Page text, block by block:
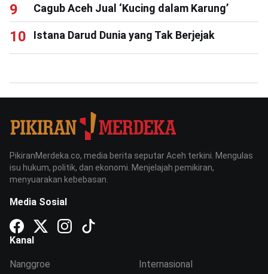
Cagub Aceh Jual ‘Kucing dalam Karung’
Istana Darud Dunia yang Tak Berjejak
PikiranMerdeka.co, media berita seputar Aceh terkini. Mengulas
isu hukum, politik, dan ekonomi. Menjelajah pemikiran,
menyuarakan kebebasan.
Media Sosial
Kanal
Nanggroe Internasional